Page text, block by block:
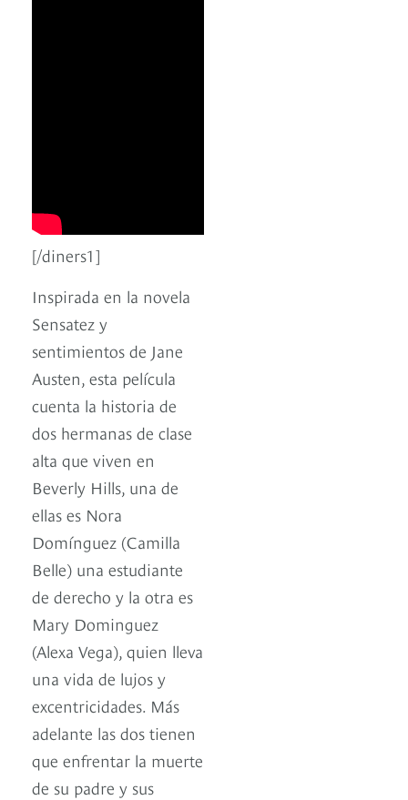
[/diners1]
Inspirada en la novela
Sensatez y
sentimientos de Jane
Austen, esta película
cuenta la historia de
dos hermanas de clase
alta que viven en
Beverly Hills, una de
ellas es Nora
Domínguez (Camilla
Belle) una estudiante
de derecho y la otra es
Mary Dominguez
(Alexa Vega), quien lleva
una vida de lujos y
excentricidades. Más
adelante las dos tienen
que enfrentar la muerte
de su padre y sus